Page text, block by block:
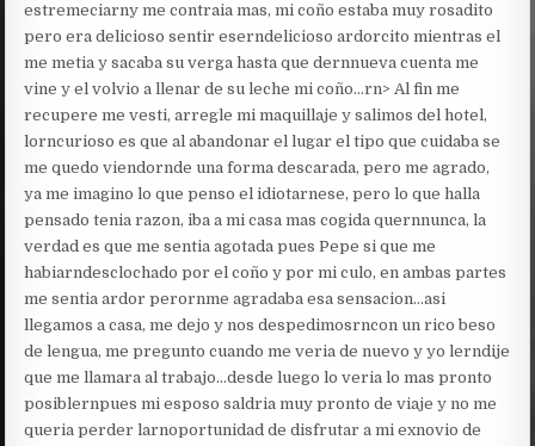
estremeciarny me contraia mas, mi coño estaba muy rosadito
pero era delicioso sentir eserndelicioso ardorcito mientras el
me metia y sacaba su verga hasta que dernnueva cuenta me
vine y el volvio a llenar de su leche mi coño…rn> Al fin me
recupere me vesti, arregle mi maquillaje y salimos del hotel,
lorncurioso es que al abandonar el lugar el tipo que cuidaba se
me quedo viendornde una forma descarada, pero me agrado,
ya me imagino lo que penso el idiotarnese, pero lo que halla
pensado tenia razon, iba a mi casa mas cogida quernnunca, la
verdad es que me sentia agotada pues Pepe si que me
habiarndesclochado por el coño y por mi culo, en ambas partes
me sentia ardor perornme agradaba esa sensacion…asi
llegamos a casa, me dejo y nos despedimosrncon un rico beso
de lengua, me pregunto cuando me veria de nuevo y yo lerndije
que me llamara al trabajo…desde luego lo veria lo mas pronto
posiblernpues mi esposo saldria muy pronto de viaje y no me
queria perder larnoportunidad de disfrutar a mi exnovio de